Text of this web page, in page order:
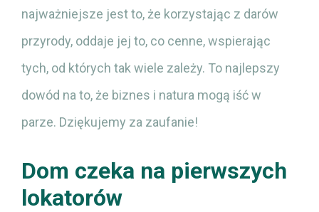
najważniejsze jest to, że korzystając z darów
przyrody, oddaje jej to, co cenne, wspierając
tych, od których tak wiele zależy. To najlepszy
dowód na to, że biznes i natura mogą iść w
parze. Dziękujemy za zaufanie!
Dom czeka na pierwszych
lokatorów